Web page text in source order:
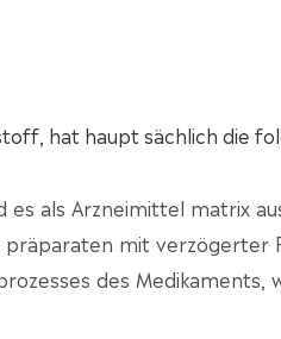
hat haupt sächlich die
als Arzneimittel matrix
mit verzögerter
des Medikaments,